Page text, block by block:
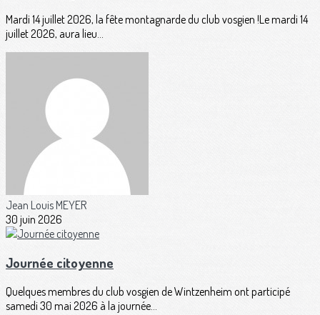
Mardi 14 juillet 2026, la fête montagnarde du club vosgien !Le mardi 14
juillet 2026, aura lieu...
Jean Louis MEYER
30 juin 2026
Journée citoyenne
Quelques membres du club vosgien de Wintzenheim ont participé
samedi 30 mai 2026 à la journée...